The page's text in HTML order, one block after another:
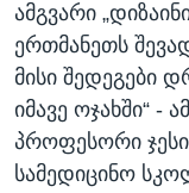
ამგვარი
ერთმანეთს
მისი შედეგები
იმავე ოჯახში“ -
პროფესორი
სამედიცინო